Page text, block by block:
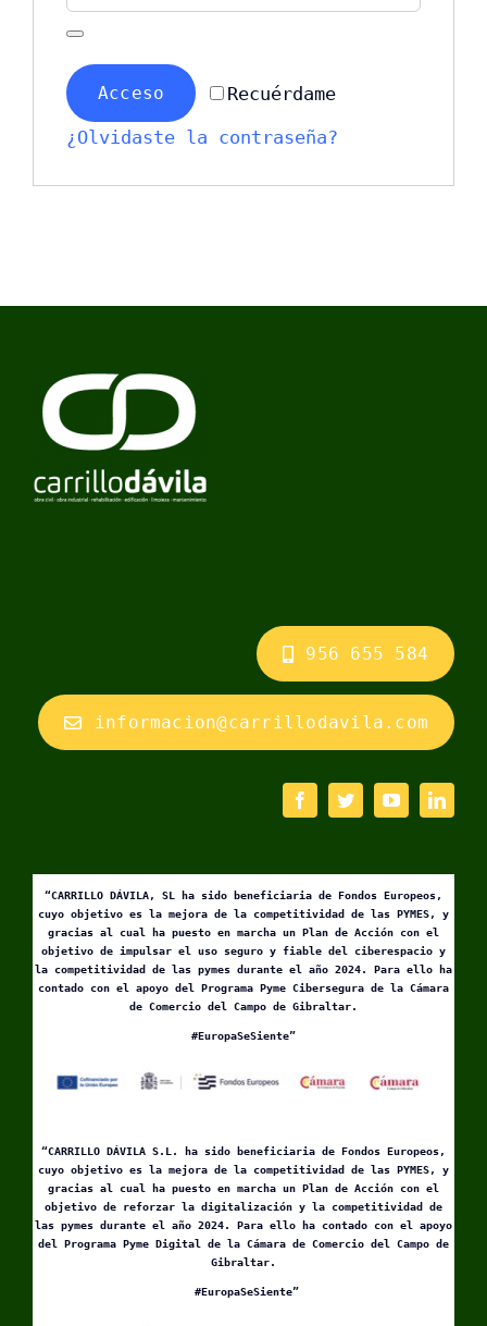
Recuérdame
Acceso
¿Olvidaste la contraseña?
956 655 584
informacion@carrillodavila.com
“CARRILLO DÁVILA, SL ha sido beneficiaria de Fondos Europeos,
cuyo objetivo es la mejora de la competitividad de las PYMES, y
gracias al cual ha puesto en marcha un Plan de Acción con el
objetivo de impulsar el uso seguro y fiable del ciberespacio y
la competitividad de las pymes durante el año 2024. Para ello ha
contado con el apoyo del Programa Pyme Cibersegura de la Cámara
de Comercio del Campo de Gibraltar.
#EuropaSeSiente”
“CARRILLO DÁVILA S.L. ha sido beneficiaria de Fondos Europeos,
cuyo objetivo es la mejora de la competitividad de las PYMES, y
gracias al cual ha puesto en marcha un Plan de Acción con el
objetivo de reforzar la digitalización y la competitividad de
las pymes durante el año 2024. Para ello ha contado con el apoyo
del Programa Pyme Digital de la Cámara de Comercio del Campo de
Gibraltar.
#EuropaSeSiente”